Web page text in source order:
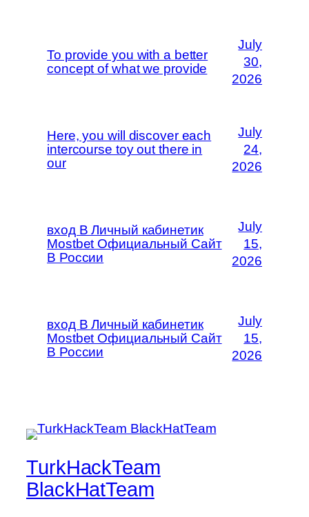
To provide you with a better
concept of what we provide
July
30,
2026
Here, you will discover each
intercourse toy out there in
our
July
24,
2026
вход В Личный кабинетик
Mostbet Официальный Сайт
В России
July
15,
2026
вход В Личный кабинетик
Mostbet Официальный Сайт
В России
July
15,
2026
TurkHackTeam
BlackHatTeam